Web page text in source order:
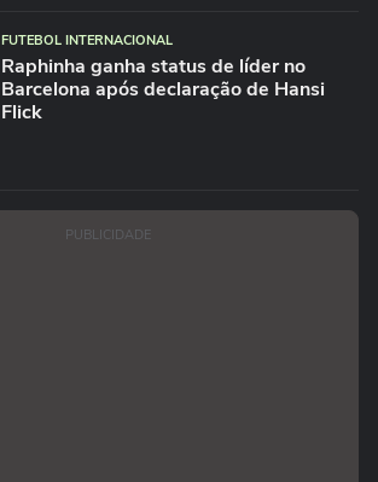
FUTEBOL INTERNACIONAL
Raphinha ganha status de líder no
Barcelona após declaração de Hansi
Flick
PUBLICIDADE